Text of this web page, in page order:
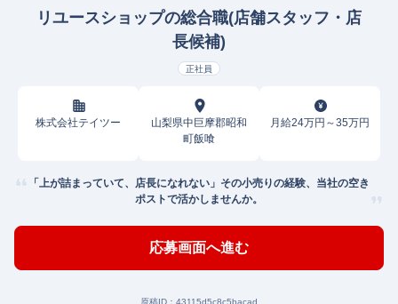
リユースショップの総合職(店舗スタッフ・店
長候補)
正社員
株式会社テイツー
山梨県中巨摩郡昭和
町飯喰
月給24万円～35万円
「上が詰まっていて、店長になれない」その小売りの経験、当社の空き
ポストで活かしませんか。
応募画面へ進む
原稿ID： 43115d5c8c5bacad